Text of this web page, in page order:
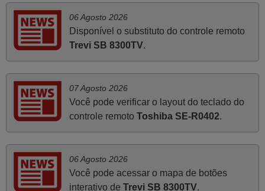
Bosch RKI091003
Bosch RKI091005
Bosch RKI120001
Bosch RKI120002
Bosch RKI120005
Bosch RKI121001
Bosch RKI121003
Bosch RKI300201
Bosch RKI400201
CAIXING Todos os modelos
CHANGFENG Todos os
CHANGLING Todos os
modelos
CHENGYUAN Todos os
modelos
PORTUGAL
Julho 2023
A encomenda encontra-se dentro da minha espectativa,
pelo que estou satisfeito.
António,
PORTUGAL
Abril 2023
impecável. recomendo.
06 Agosto 2026
Disponível o substituto do controle remoto
Trevi SB 8300TV.
07 Agosto 2026
Você pode verificar o layout do teclado do
controle remoto Toshiba SE-R0402.
06 Agosto 2026
Você pode acessar o mapa de botões
interativo de Trevi SB 8300TV.